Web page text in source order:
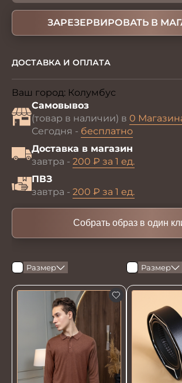
ЗАРЕЗЕРВИРОВАТЬ В
ДОСТАВКА И ОПЛАТА
Ваш город: Колумбус
Самовывоз
(товар в наличии) в 0
Сегодня - бесплатно
Доставка в магазин
завтра - 200 ₽ за 1 ед.
ПВЗ
завтра - 200 ₽ за 1 ед.
Собрать образ в один
Размер Размер